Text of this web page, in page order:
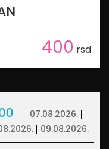
400 rsd
07.08.2026.
09.08.2026.